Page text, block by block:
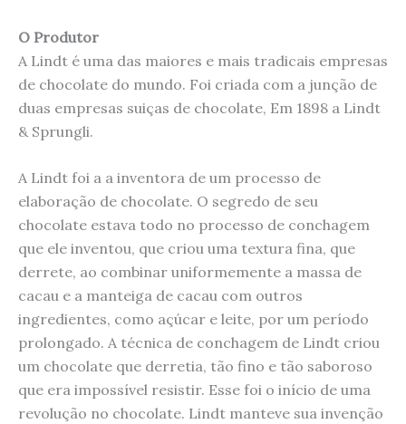
O Produtor
A Lindt é uma das maiores e mais tradicais empresas
de chocolate do mundo. Foi criada com a junção de
duas empresas suiças de chocolate, Em 1898 a Lindt
& Sprungli.
A Lindt foi a a inventora de um processo de
elaboração de chocolate. O segredo de seu
chocolate estava todo no processo de conchagem
que ele inventou, que criou uma textura fina, que
derrete, ao combinar uniformemente a massa de
cacau e a manteiga de cacau com outros
ingredientes, como açúcar e leite, por um período
prolongado. A técnica de conchagem de Lindt criou
um chocolate que derretia, tão fino e tão saboroso
que era impossível resistir. Esse foi o início de uma
revolução no chocolate. Lindt manteve sua invenção